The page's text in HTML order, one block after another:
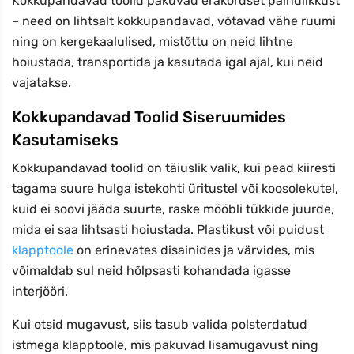
– need on lihtsalt kokkupandavad, võtavad vähe ruumi
ning on kergekaalulised, mistõttu on neid lihtne
hoiustada, transportida ja kasutada igal ajal, kui neid
vajatakse.
Kokkupandavad Toolid Siseruumides
Kasutamiseks
Kokkupandavad toolid on täiuslik valik, kui pead kiiresti
tagama suure hulga istekohti üritustel või koosolekutel,
kuid ei soovi jääda suurte, raske mööbli tükkide juurde,
mida ei saa lihtsasti hoiustada. Plastikust või puidust
klapptoole on erinevates disainides ja värvides, mis
võimaldab sul neid hõlpsasti kohandada igasse
interjööri.
Kui otsid mugavust, siis tasub valida polsterdatud
istmega klapptoole, mis pakuvad lisamugavust ning